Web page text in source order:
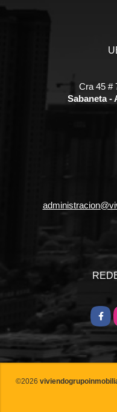
Cra 45 #
Sabaneta -
©2026